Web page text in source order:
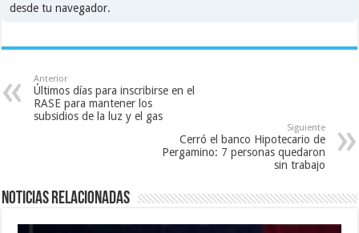
desde tu navegador.
Anterior
Últimos días para inscribirse en el
RASE para mantener los
subsidios de la luz y el gas
Siguiente
Cerró el banco Hipotecario de
Pergamino: 7 personas quedaron
sin trabajo
Noticias relacionadas